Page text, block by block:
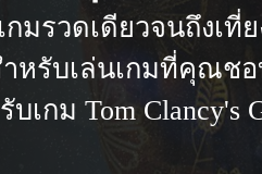
กมรวดเดียวจนถึงเที่
หรับเล่นเกมที่คุณชอ
เกม Tom Clancy's